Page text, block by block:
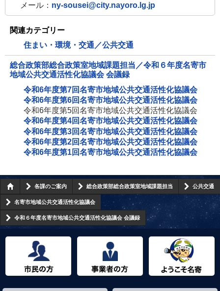
メール： ny-sousei@city.nayoro.lg.jp
関連カテゴリー
住まい・環境・交通／公共交通
総合政策部総合政策室地域課題担当／令和６年度名寄市
地域公共交通活性化協議会 会議録
令和6年度第7回名寄市地域公共交通活性化協議会
令和6年度第6回名寄市地域公共交通活性化協議会
令和6年度第5回名寄市地域公共交通活性化協議会
令和6年度第4回名寄市地域公共交通活性化協議会
令和6年度第3回名寄市地域公共交通活性化協議会
令和6年度第2回名寄市地域公共交通活性化協議会
令和6年度第1回名寄市地域公共交通活性化協議会
各課のご案内 総合政策部総合政策室地域課題担当 公共交通
名寄市地域公共交通活性化協議会
令和６年度名寄市地域公共交通活性化協議会 会議録